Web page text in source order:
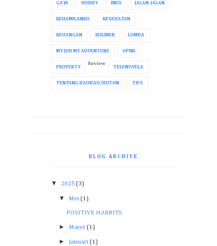
GAYA HOBBY INFO JALAN-JALAN
KEHAMILANKU KESEHATAN
KEUANGAN KULINER LOMBA
MY JOB MY ADVENTURE OPINI
PROPERTY
Review
TELENOVELA
TENTANG BAUBAU/BUTON TIPS
BLOG ARCHIVE
▼ 2025 (3)
▼ Mei (1)
POSITIVE HABBITS
► Maret (1)
► Januari (1)